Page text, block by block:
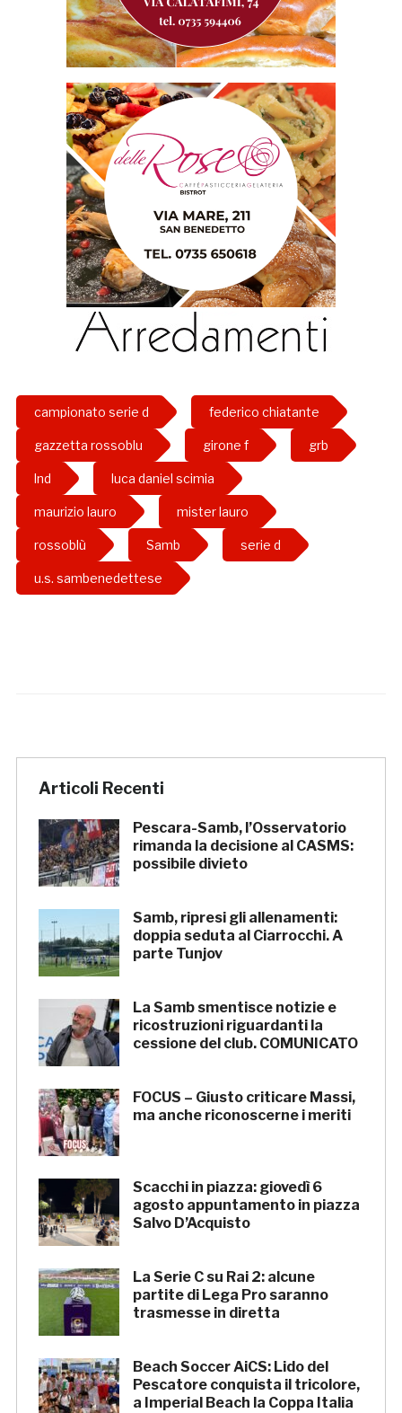
campionato serie d federico chiatante
gazzetta rossoblu girone f grb
lnd luca daniel scimia
maurizio lauro mister lauro
rossoblù Samb serie d
u.s. sambenedettese
Articoli Recenti
Pescara-Samb, l’Osservatorio
rimanda la decisione al CASMS:
possibile divieto
Samb, ripresi gli allenamenti:
doppia seduta al Ciarrocchi. A
parte Tunjov
La Samb smentisce notizie e
ricostruzioni riguardanti la
cessione del club. COMUNICATO
FOCUS – Giusto criticare Massi,
ma anche riconoscerne i meriti
Scacchi in piazza: giovedì 6
agosto appuntamento in piazza
Salvo D’Acquisto
La Serie C su Rai 2: alcune
partite di Lega Pro saranno
trasmesse in diretta
Beach Soccer AiCS: Lido del
Pescatore conquista il tricolore,
a Imperial Beach la Coppa Italia